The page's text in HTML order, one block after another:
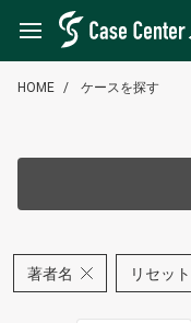
HOME ケースを探す
著者名 リセット